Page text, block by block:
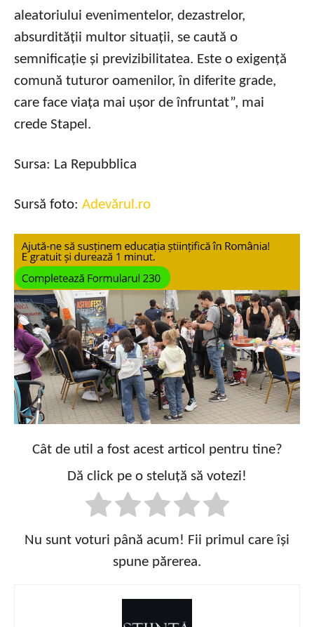
aleatoriului evenimentelor, dezastrelor,
absurdității multor situații, se caută o
semnificație și previzibilitatea. Este o exigență
comună tuturor oamenilor, în diferite grade,
care face viața mai ușor de înfruntat”, mai
crede Stapel.
Sursa: La Repubblica
Sursă foto: Adevărul.ro
Cât de util a fost acest articol pentru tine?
Dă click pe o steluță să votezi!
Nu sunt voturi până acum! Fii primul care își
spune părerea.